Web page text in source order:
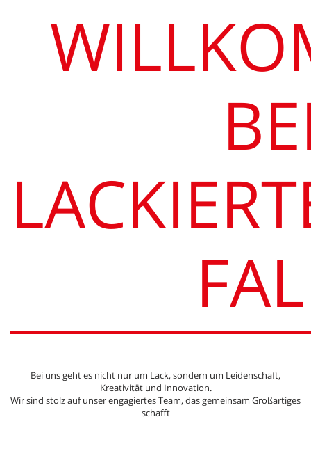
Bei uns geht es nicht nur um Lack, sondern um Leidenschaft,
Kreativität und Innovation.
Wir sind stolz auf unser engagiertes Team, das gemeinsam Großartiges
schafft